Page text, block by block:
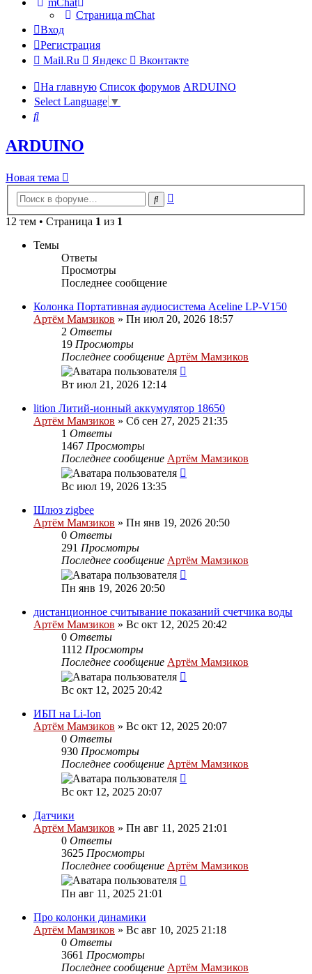
mChat
Страница mChat
Вход
Регистрация
Mail.Ru
Яндекс Вконтакте
На главную Список форумов ARDUINO
Select Language ▼
Поиск
ARDUINO
Новая тема
Поиск
12 тем • Страница 1 из 1
Темы
Ответы
Просмотры
Последнее сообщение
Колонка Портативная аудиосистема Aceline LP-V150
Артём Мамзиков » Пн июл 20, 2026 18:57
2 Ответы
19 Просмотры
Последнее сообщение Артём Мамзиков
Вт июл 21, 2026 12:14
lition Литий-ионный аккумулятор 18650
Артём Мамзиков » Сб сен 27, 2025 21:35
1 Ответы
1467 Просмотры
Последнее сообщение Артём Мамзиков
Вс июл 19, 2026 13:35
Шлюз zigbee
Артём Мамзиков » Пн янв 19, 2026 20:50
0 Ответы
291 Просмотры
Последнее сообщение Артём Мамзиков
Пн янв 19, 2026 20:50
дистанционное считывание показаний счетчика воды
Артём Мамзиков » Вс окт 12, 2025 20:42
0 Ответы
1112 Просмотры
Последнее сообщение Артём Мамзиков
Вс окт 12, 2025 20:42
ИБП на Li-Ion
Артём Мамзиков » Вс окт 12, 2025 20:07
0 Ответы
930 Просмотры
Последнее сообщение Артём Мамзиков
Вс окт 12, 2025 20:07
Датчики
Артём Мамзиков » Пн авг 11, 2025 21:01
0 Ответы
3625 Просмотры
Последнее сообщение Артём Мамзиков
Пн авг 11, 2025 21:01
Про колонки динамики
Артём Мамзиков » Вс авг 10, 2025 21:18
0 Ответы
3661 Просмотры
Последнее сообщение Артём Мамзиков